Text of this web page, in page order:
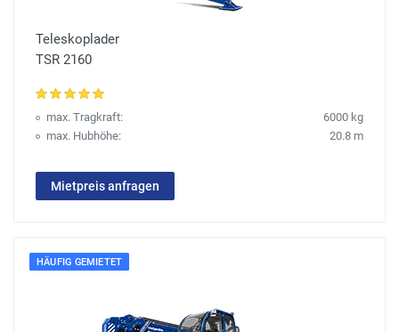
Teleskoplader
TSR 2160
max. Tragkraft:
6000 kg
max. Hubhöhe:
20.8 m
Mietpreis anfragen
HÄUFIG GEMIETET